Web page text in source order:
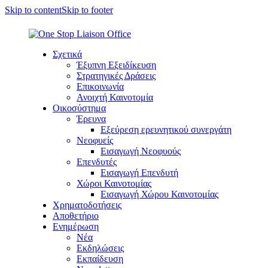
Skip to contentSkip to footer
Σχετικά
Έξυπνη Εξειδίκευση
Στρατηγικές Δράσεις
Επικοινωνία
Ανοιχτή Καινοτομία
Οικοσύστημα
Έρευνα
Εξεύρεση ερευνητικού συνεργάτη
Νεοφυείς
Εισαγωγή Νεοφυούς
Επενδυτές
Εισαγωγή Επενδυτή
Χώροι Καινοτομίας
Εισαγωγή Χώρου Καινοτομίας
Χρηματοδοτήσεις
Αποθετήριο
Ενημέρωση
Νέα
Εκδηλώσεις
Εκπαίδευση